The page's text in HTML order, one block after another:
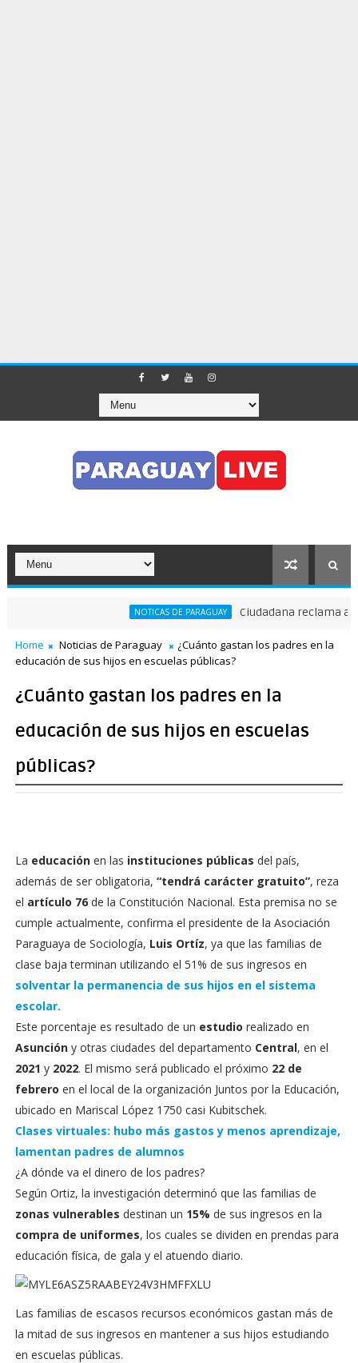
NOTICAS DE PARAGUAY Ciudadana reclama a
Home Noticias de Paraguay
¿Cuánto gastan los padres en la
educación de sus hijos en escuelas públicas?
¿Cuánto gastan los padres en la
educación de sus hijos en escuelas
públicas?
La educaciónen las instituciones públicas del país,
además de ser obligatoria, “tendrá carácter gratuito”, reza
el artículo 76de la Constitución Nacional. Esta premisa no se
cumple actualmente, confirma el presidente de la Asociación
Paraguaya de Sociología, Luis Ortíz, ya que las familias de
clase baja terminan utilizando el 51% de sus ingresos en
solventar la permanencia de sus hijos en el sistema
escolar.
Este porcentaje es resultado de un estudio realizado en
Asuncióny otras ciudades del departamento Central, en el
2021 y 2022. El mismo será publicado el próximo 22 de
febrero en el local de la organización Juntos por la Educación,
ubicado en Mariscal López 1750 casi Kubitschek.
Clases virtuales: hubo más gastos y menos aprendizaje,
lamentan padres de alumnos
¿A dónde va el dinero de los padres?
Según Ortiz, la investigación determinó que las familias de
zonas vulnerables destinan un 15% de sus ingresos en la
compra de uniformes, los cuales se dividen en prendas para
educación física, de gala y el atuendo diario.
Las familias de escasos recursos económicos gastan más de
la mitad de sus ingresos en mantener a sus hijos estudiando
en escuelas públicas.